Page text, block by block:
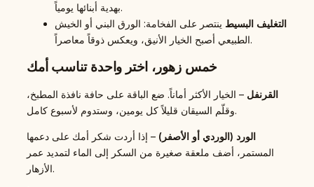
بهدية أبنائها يومياً.
التغليف البسيط ينتصر على الفخامة: الورق البني أو الخيش
الطبيعي أصبح الخيار الأنيق، ويعكس ذوقاً معاصراً.
خمس زهور، اختر واحدة تناسب أمك
القرنفل – الخيار الأكثر أماناً. ضع الباقة على حافة نافذة المطبخ،
وقلّم السيقان قليلاً كل يومين، وستدوم لأسبوع كامل.
الورد (الوردي أو الأصفر) – إذا أردت شكر أمك على دعمها
المستمر، أضف ملعقة صغيرة من السكر إلى الماء لتمديد عمر
الأزهار.